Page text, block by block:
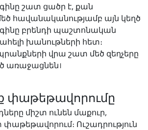
շատ ցածր է, քան
հավանականությամբ այն կեղծ
բրենդի պաշտոնական
խանութների հետ։
վրա շատ մեծ զեղչերը
առաջացնեն।
փաթեթավորումը
միշտ ունեն մաքուր,
փաթեթավորում։ Ուշադրություն